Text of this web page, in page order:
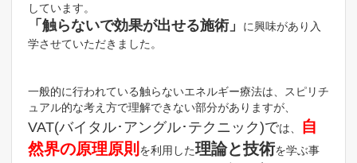
しています。
「触らないで効果が出せる施術」
に興味があり入
学させていただきました。
一般的に行われている触らないエネルギー療法は、スピリチ
ュアル的な考え方で理解できない部分がありますが、
VAT(バイタル･アングル･テクニック)では、
自
然界の原理原則 を利用した理論と技術を学ぶ事